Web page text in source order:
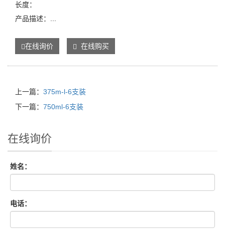
长度：
产品描述：...
在线询价 在线购买
上一篇： 375m-l-6支装
下一篇： 750ml-6支装
在线询价
姓名：
电话：